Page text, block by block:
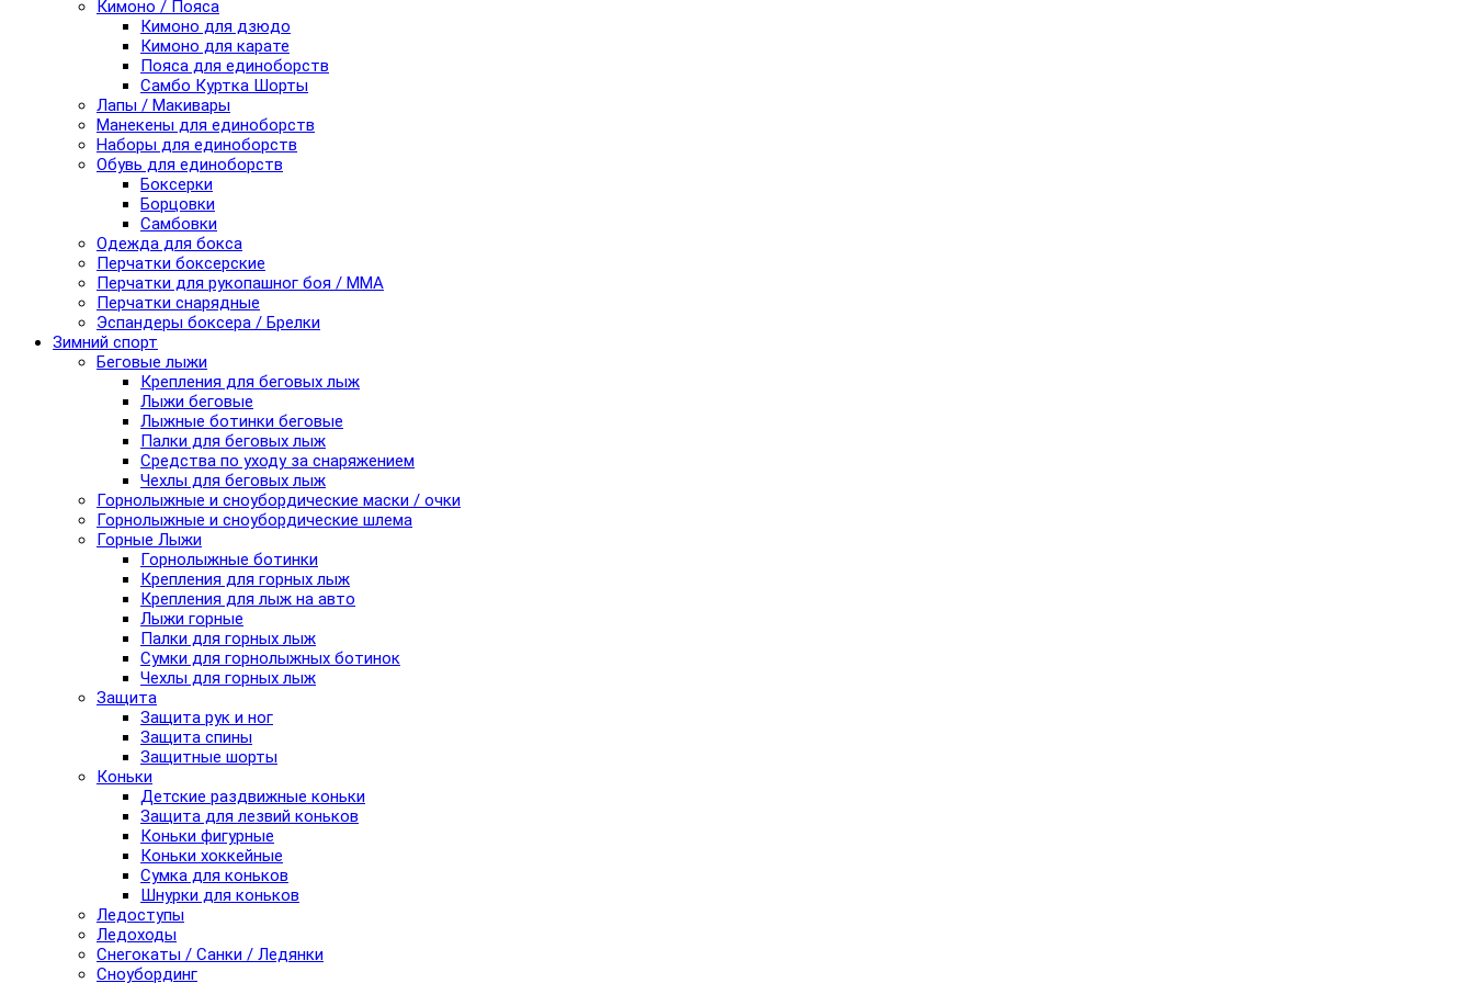
Кимоно / Пояса
Кимоно для дзюдо
Кимоно для карате
Пояса для единоборств
Самбо Куртка Шорты
Лапы / Макивары
Манекены для единоборств
Наборы для единоборств
Обувь для единоборств
Боксерки
Борцовки
Самбовки
Одежда для бокса
Перчатки боксерские
Перчатки для рукопашног боя / ММА
Перчатки снарядные
Эспандеры боксера / Брелки
Зимний спорт
Беговые лыжи
Крепления для беговых лыж
Лыжи беговые
Лыжные ботинки беговые
Палки для беговых лыж
Средства по уходу за снаряжением
Чехлы для беговых лыж
Горнолыжные и сноубордические маски / очки
Горнолыжные и сноубордические шлема
Горные Лыжи
Горнолыжные ботинки
Крепления для горных лыж
Крепления для лыж на авто
Лыжи горные
Палки для горных лыж
Сумки для горнолыжных ботинок
Чехлы для горных лыж
Защита
Защита рук и ног
Защита спины
Защитные шорты
Коньки
Детские раздвижные коньки
Защита для лезвий коньков
Коньки фигурные
Коньки хоккейные
Сумка для коньков
Шнурки для коньков
Ледоступы
Ледоходы
Снегокаты / Санки / Ледянки
Сноубординг